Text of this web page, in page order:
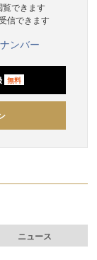
覧できます
信できます
ンバー
無料
ニュース